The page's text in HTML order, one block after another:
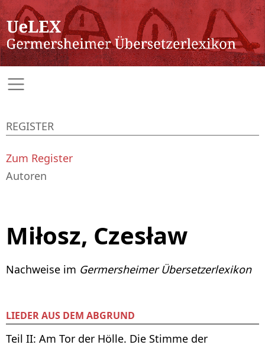
Miłosz, Czesław
Nachweise im Germersheimer Übersetzerlexikon
LIEDER AUS DEM ABGRUND
Teil II: Am Tor der Hölle. Die Stimme der
REGISTER
Zum Register
Autoren